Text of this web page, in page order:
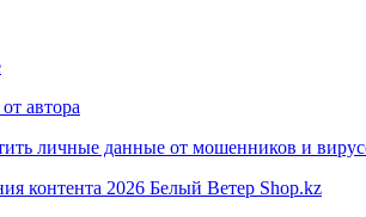
автора
личные данные от мошенников и
контента 2026 Белый Ветер Shop.kz